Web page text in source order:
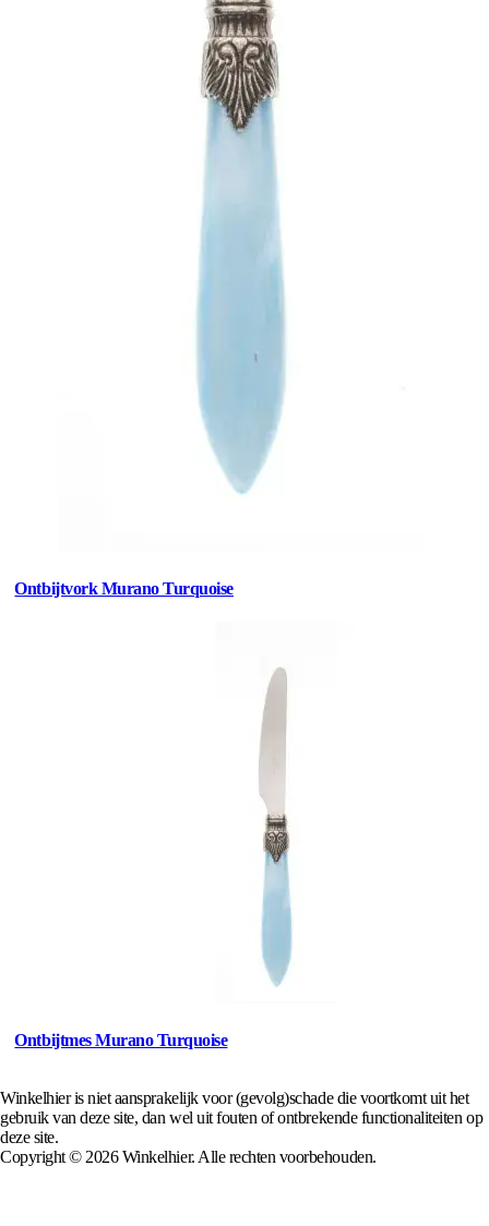
Ontbijtvork Murano Turquoise
Ontbijtmes Murano Turquoise
Winkelhier is niet aansprakelijk voor (gevolg)schade die voortkomt uit het
gebruik van deze site, dan wel uit fouten of ontbrekende functionaliteiten op
deze site.
Copyright © 2026 Winkelhier. Alle rechten voorbehouden.